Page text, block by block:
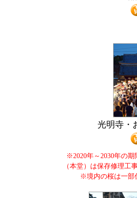
光明寺・
※2020年～2030年の
（本堂）は保存修理工
※境内の桜は一部